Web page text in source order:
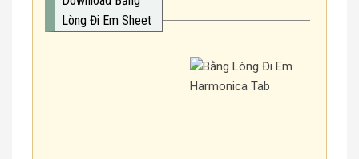
Lòng Đi Em Sheet